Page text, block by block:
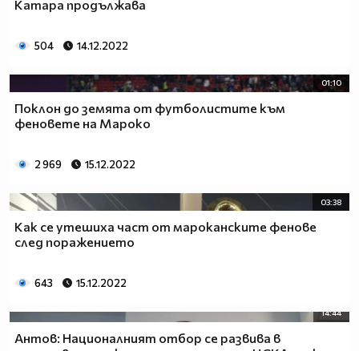
Катара продължава
504 14.12.2022
01:10
Поклон до земята от футболистите към
феновете на Мароко
2 969 15.12.2022
03:38
Как се утешиха част от мароканските фенове
след поражението
643 15.12.2022
14:44
Антов: Националният отбор се развива в